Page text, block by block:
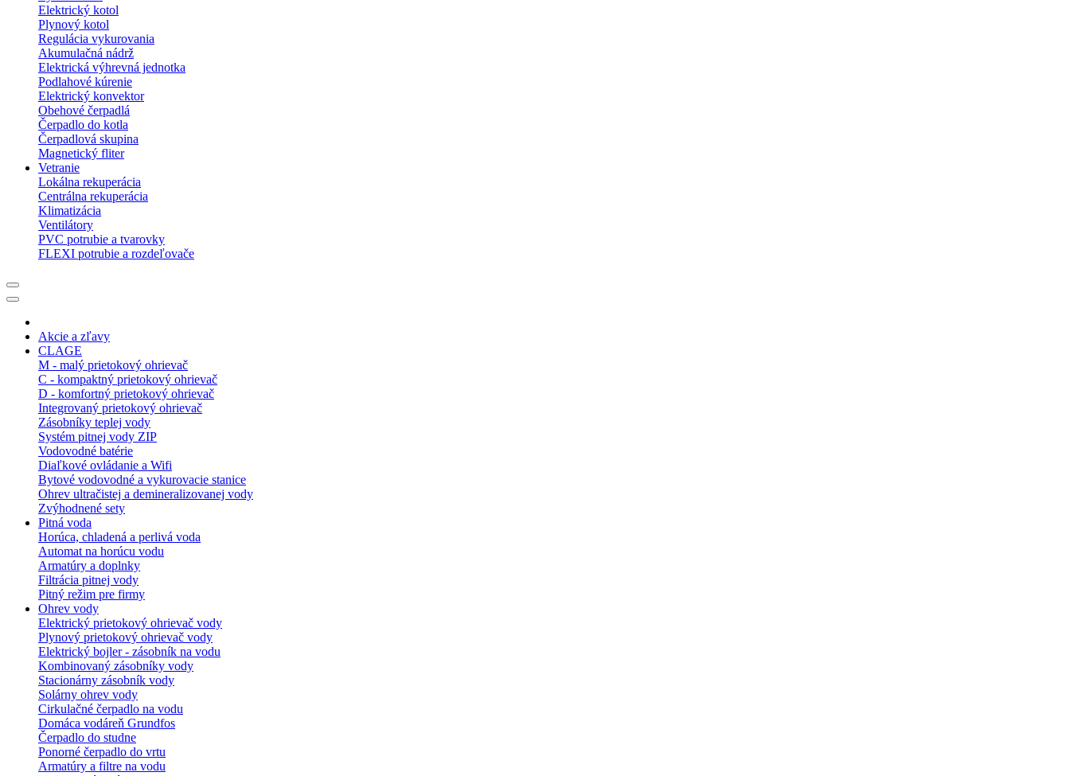
Elektrický kotol
Plynový kotol
Regulácia vykurovania
Akumulačná nádrž
Elektrická výhrevná jednotka
Podlahové kúrenie
Elektrický konvektor
Obehové čerpadlá
Čerpadlo do kotla
Čerpadlová skupina
Magnetický fliter
Vetranie
Lokálna rekuperácia
Centrálna rekuperácia
Klimatizácia
Ventilátory
PVC potrubie a tvarovky
FLEXI potrubie a rozdeľovače
Akcie a zľavy
CLAGE
M - malý prietokový ohrievač
C - kompaktný prietokový ohrievač
D - komfortný prietokový ohrievač
Integrovaný prietokový ohrievač
Zásobníky teplej vody
Systém pitnej vody ZIP
Vodovodné batérie
Diaľkové ovládanie a Wifi
Bytové vodovodné a vykurovacie stanice
Ohrev ultračistej a demineralizovanej vody
Zvýhodnené sety
Pitná voda
Horúca, chladená a perlivá voda
Automat na horúcu vodu
Armatúry a doplnky
Filtrácia pitnej vody
Pitný režim pre firmy
Ohrev vody
Elektrický prietokový ohrievač vody
Plynový prietokový ohrievač vody
Elektrický bojler - zásobník na vodu
Kombinovaný zásobníky vody
Stacionárny zásobník vody
Solárny ohrev vody
Cirkulačné čerpadlo na vodu
Domáca vodáreň Grundfos
Čerpadlo do studne
Ponorné čerpadlo do vrtu
Armatúry a filtre na vodu